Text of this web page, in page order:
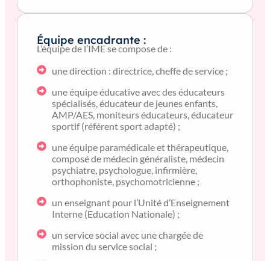
Équipe encadrante :
L’équipe de l’IME se compose de :
une direction : directrice, cheffe de service ;
une équipe éducative avec des éducateurs
spécialisés, éducateur de jeunes enfants,
AMP/AES, moniteurs éducateurs, éducateur
sportif (référent sport adapté) ;
une équipe paramédicale et thérapeutique,
composé de médecin généraliste, médecin
psychiatre, psychologue, infirmière,
orthophoniste, psychomotricienne ;
un enseignant pour l’Unité d’Enseignement
Interne (Education Nationale) ;
un service social avec une chargée de
mission du service social ;